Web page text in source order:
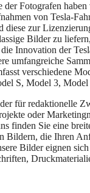
der Fotografen
von Tesla-
diese zur
Bilder zu
Innovation der
umfangreiche
verschiedene
S, Model 3,
für redaktionelle
oder
finden Sie eine
Bildern, die Ihren
Bilder eignen